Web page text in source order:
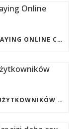
EVENT PROMOTIONS AT HIGHEST PAYING ONLINE CASINOS WITH BEST RTP
JAK APLIKACJA MOSTBET WSPIERA UŻYTKOWNIKÓW ANDROIDA?